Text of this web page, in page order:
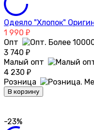
Одеяло "Хлопок"
1 990 ₽
Опт
3 740 ₽
Малый опт
4 230 ₽
Розница
В корзину
-23%